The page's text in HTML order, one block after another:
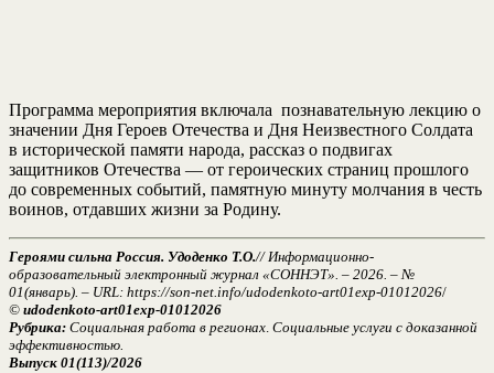
Программа мероприятия включала познавательную лекцию о
значении Дня Героев Отечества и Дня Неизвестного Солдата
в исторической памяти народа, рассказ о подвигах
защитников Отечества — от героических страниц прошлого
до современных событий, памятную минуту молчания в честь
воинов, отдавших жизни за Родину.
Героями сильна Россия. Удоденко Т.О.// Информационно-
образовательный электронный журнал «СОННЭТ». – 2026. – №
01(январь). – URL: https://son-net.info/udodenkoto-art01exp-01012026/
© udodenkoto-art01exp-01012026
Рубрика: Социальная работа в регионах. Социальные услуги с доказанной
эффективностью.
Выпуск 01(113)/2026